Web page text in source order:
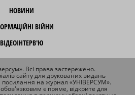
НОВИНИ
ВІЙНИ
ВІДЕОІНТЕРВ'Ю
Всі права застережено.
сайту для друкованих видань
посилання на журнал «УНІВЕРСУМ».
є пряме, відкрите для